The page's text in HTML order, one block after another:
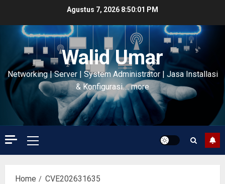
content
Agustus 7, 2026 8:50:01 PM
Walid Umar
Networking | Server | System Administrator | Jasa Installasi
& Konfigurasi…. more
Primary
Menu
Home CVE202631635